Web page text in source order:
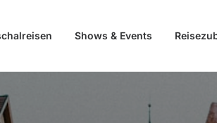
Shows & Events